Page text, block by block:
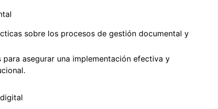
sobre los procesos de gestión documental y
asegurar una implementación efectiva y